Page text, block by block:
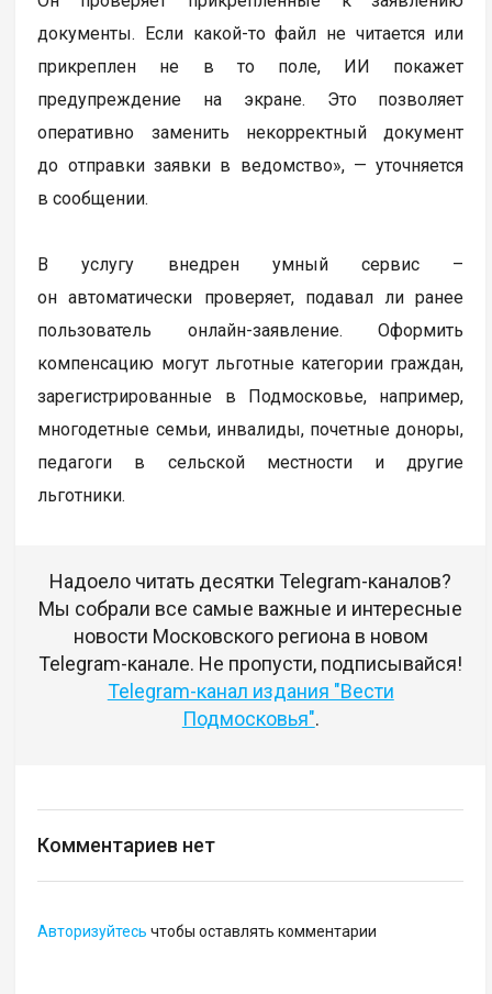
документы. Если какой-то файл не читается или
прикреплен не в то поле, ИИ покажет
предупреждение на экране. Это позволяет
оперативно заменить некорректный документ
до отправки заявки в ведомство», — уточняется
в сообщении.
В услугу внедрен умный сервис –
он автоматически проверяет, подавал ли ранее
пользователь онлайн-заявление. Оформить
компенсацию могут льготные категории граждан,
зарегистрированные в Подмосковье, например,
многодетные семьи, инвалиды, почетные доноры,
педагоги в сельской местности и другие
льготники.
Надоело читать десятки Telegram-каналов?
Мы собрали все самые важные и интересные
новости Московского региона в новом
Telegram-канале. Не пропусти, подписывайся!
Telegram-канал издания "Вести
Подмосковья".
Комментариев нет
Авторизуйтесь чтобы оставлять комментарии